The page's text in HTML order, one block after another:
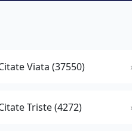
Viata (37550)
Triste (4272)